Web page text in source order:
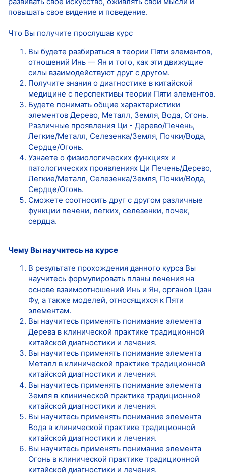
повышать свое видение и поведение.
Что Вы получите прослушав курс
Вы будете разбираться в теории Пяти элементов,
отношений Инь — Ян и того, как эти движущие
силы взаимодействуют друг с другом.
Получите знания о диагностике в китайской
медицине с перспективы теории Пяти элементов.
Будете понимать общие характеристики
элементов Дерево, Металл, Земля, Вода, Огонь.
Различные проявления Ци - Дерево/Печень,
Легкие/Металл, Селезенка/Земля, Почки/Вода,
Сердце/Огонь.
Узнаете о физиологических функциях и
патологических проявлениях Ци Печень/Дерево,
Легкие/Металл, Селезенка/Земля, Почки/Вода,
Сердце/Огонь.
Сможете соотносить друг с другом различные
функции печени, легких, селезенки, почек,
сердца.
Чему Вы научитесь на курсе
В результате прохождения данного курса Вы
научитесь формулировать планы лечения на
основе взаимоотношений Инь и Ян, органов Цзан
Фу, а также моделей, относящихся к Пяти
элементам.
Вы научитесь применять понимание элемента
Дерева в клинической практике традиционной
китайской диагностики и лечения.
Вы научитесь применять понимание элемента
Металл в клинической практике традиционной
китайской диагностики и лечения.
Вы научитесь применять понимание элемента
Земля в клинической практике традиционной
китайской диагностики и лечения.
Вы научитесь применять понимание элемента
Вода в клинической практике традиционной
китайской диагностики и лечения.
Вы научитесь применять понимание элемента
Огонь в клинической практике традиционной
китайской диагностики и лечения.